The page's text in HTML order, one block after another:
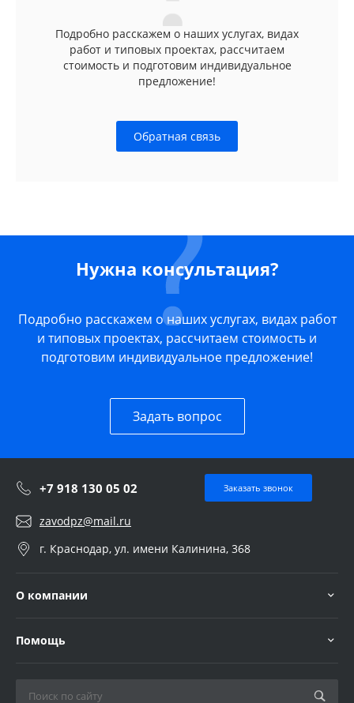
Подробно расскажем о наших услугах, видах
работ и типовых проектах, рассчитаем
стоимость и подготовим индивидуальное
предложение!
Обратная связь
Нужна консультация?
Подробно расскажем о наших услугах, видах работ
и типовых проектах, рассчитаем стоимость и
подготовим индивидуальное предложение!
Задать вопрос
+7 918 130 05 02 Заказать звонок
zavodpz@mail.ru
г. Краснодар, ул. имени Калинина, 368
О компании
Помощь